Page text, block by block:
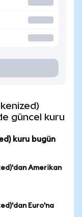
güncel kuru
kuru bugün
Amerikan
Euro'na